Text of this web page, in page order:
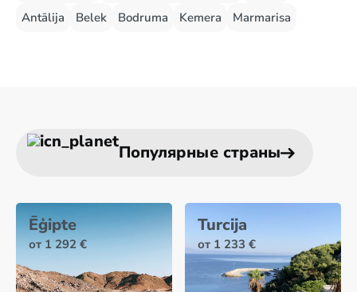
Antālija
Belek Bodruma Kemera Marmarisa
Популярные страны
Ēģipte
от 1 292 €
Turcija
от 1 233 €